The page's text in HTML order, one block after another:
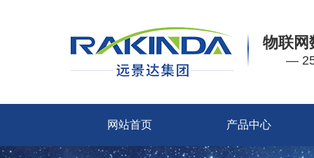
物联网
—
网站首页 产品中心